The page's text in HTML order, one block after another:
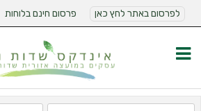
לפרסום באתר לחץ כאן פרסום חינם בלוחות